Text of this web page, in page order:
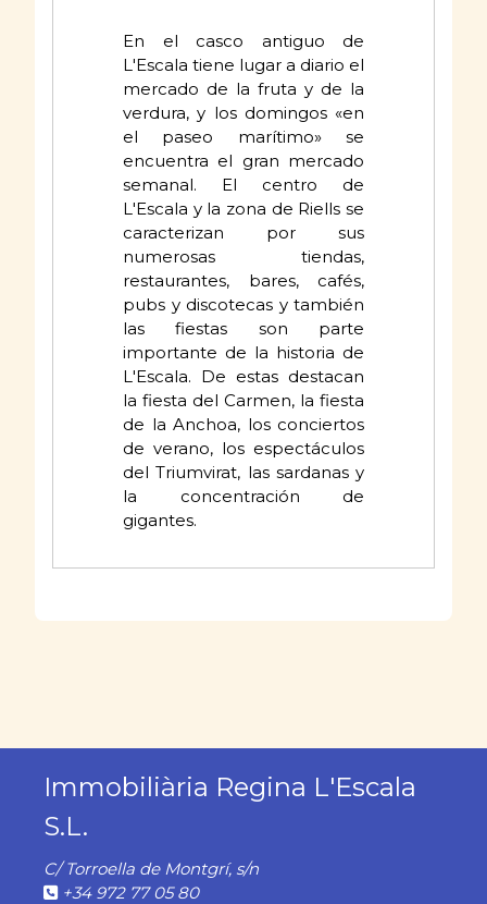
En el casco antiguo de
L'Escala tiene lugar a diario el
mercado de la fruta y de la
verdura, y los domingos «en
el paseo marítimo» se
encuentra el gran mercado
semanal. El centro de
L'Escala y la zona de Riells se
caracterizan por sus
numerosas tiendas,
restaurantes, bares, cafés,
pubs y discotecas y también
las fiestas son parte
importante de la historia de
L'Escala. De estas destacan
la fiesta del Carmen, la fiesta
de la Anchoa, los conciertos
de verano, los espectáculos
del Triumvirat, las sardanas y
la concentración de
gigantes.
Immobiliària Regina L'Escala
S.L.
C/ Torroella de Montgrí, s/n
+34 972 77 05 80